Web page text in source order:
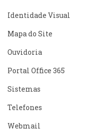
Identidade Visual
Mapa do Site
Ouvidoria
Portal Office 365
Sistemas
Telefones
Webmail